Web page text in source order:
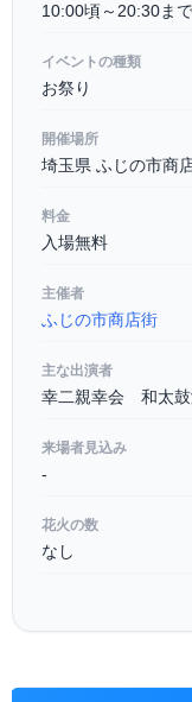
10:00頃～20:30ま
イベントの種類
お祭り
開催場所
埼玉県 ふじの市商
料金
入場無料
主催者
ふじの市商店街
主な出演者
幸二親幸会 和太
来場者見込み
-
花火の数
なし